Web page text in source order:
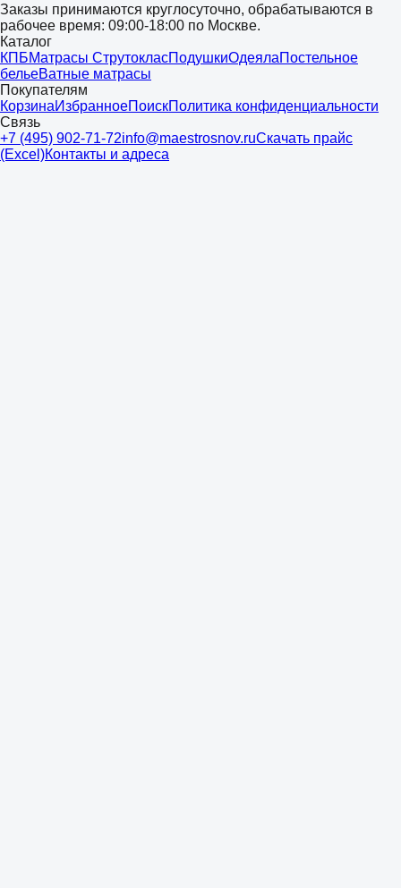
Заказы принимаются круглосуточно, обрабатываются в
рабочее время: 09:00-18:00 по Москве.
Каталог
КПБМатрасы СтрутокласПодушкиОдеялаПостельное
бельеВатные матрасы
Покупателям
КорзинаИзбранноеПоискПолитика конфиденциальности
Связь
+7 (495) 902-71-72info@maestrosnov.ruСкачать прайс
(Excel)Контакты и адреса